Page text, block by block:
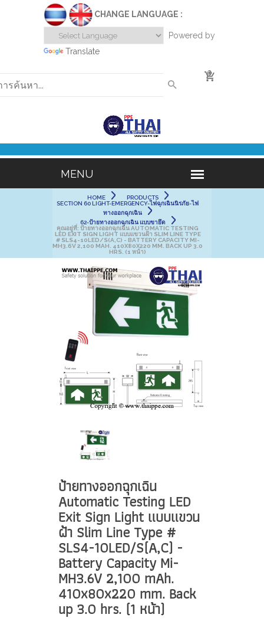
CHANGE LANGUAGE :
Powered by
Translate
0
HOME
PRODUCTS
SECTION 60 LIGHT-EMERGENCY-ไฟฉุกเฉินนิรภัย-ไฟ
ทางออกฉุกเฉิน
62-ป้ายทางออกฉุกเฉิน แบบขายึด
คุณอยู่ที่: ป้ายทางออกฉุกเฉิน AUTOMATIC TESTING
LED EXIT SIGN LIGHT แบบแขวนฝ้า SLIM LINE TYPE
# SLS4-10LED/S(A,C) - BATTERY CAPACITY MI-
MH3.6V 2,100 MAH. 410X80X220 MM. BACK UP 3.0
HRS. (1 หน้า)
ป้ายทางออกฉุกเฉิน
Automatic Testing LED
Exit Sign Light แบบแขวน
ฝ้า Slim Line Type #
SLS4-10LED/S(A,C) -
Battery Capacity Mi-
MH3.6V 2,100 mAh.
410x80x220 mm. Back
up 3.0 hrs. (1 หน้า)